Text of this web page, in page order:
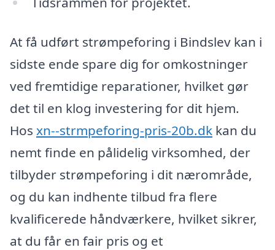
At få udført strømpeforing i Bindslev kan i
sidste ende spare dig for omkostninger
ved fremtidige reparationer, hvilket gør
det til en klog investering for dit hjem.
Hos xn--strmpeforing-pris-20b.dk kan du
nemt finde en pålidelig virksomhed, der
tilbyder strømpeforing i dit nærområde,
og du kan indhente tilbud fra flere
kvalificerede håndværkere, hvilket sikrer,
at du får en fair pris og et